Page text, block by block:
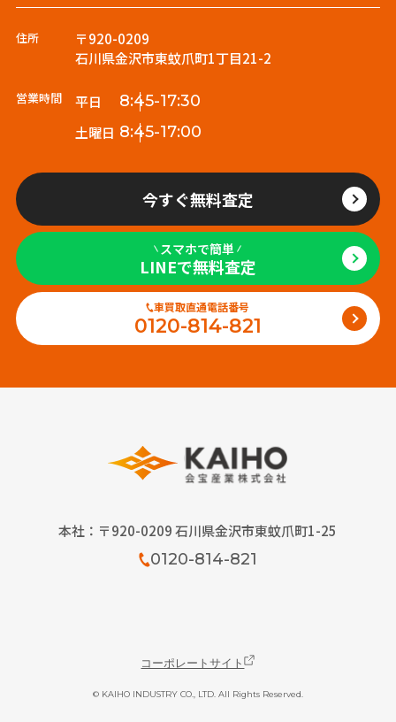
住所
〒920-0209
石川県金沢市東蚊爪町1丁目21-2
営業時間 平日 8:45-17:30
土曜日 8:45-17:00
車買取直通電話番号
0120-814-821
スマホで簡単
LINEで無料査定
今すぐ無料査定
本社：〒920-0209 石川県金沢市東蚊爪町1-25
0120-814-821
コーポレートサイト
© KAIHO INDUSTRY CO., LTD. All Rights Reserved.